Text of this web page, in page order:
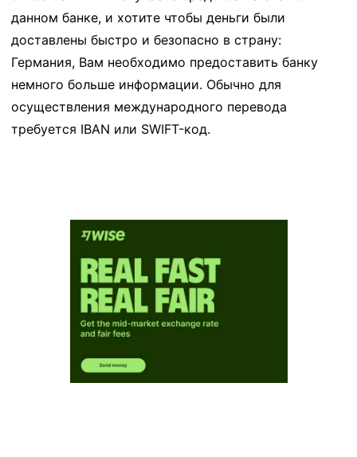
данном банке, и хотите чтобы деньги были
доставлены быстро и безопасно в страну:
Германия, Вам необходимо предоставить банку
немного больше информации. Обычно для
осуществления международного перевода
требуется IBAN или SWIFT-код.